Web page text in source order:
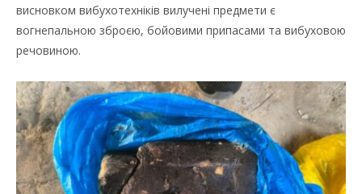
висновком вибухотехніків вилучені предмети є
вогнепальною зброєю, бойовими припасами та вибуховою
речовиною.